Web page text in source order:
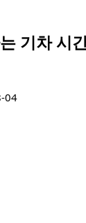
기차 시
04